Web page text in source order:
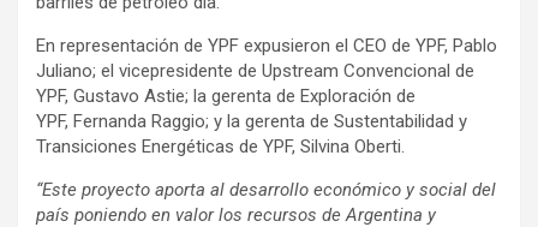
En representación de YPF expusieron el CEO de YPF, Pablo
Juliano; el vicepresidente de Upstream Convencional de
YPF, Gustavo Astie; la gerenta de Exploración de
YPF, Fernanda Raggio; y la gerenta de Sustentabilidad y
Transiciones Energéticas de YPF, Silvina Oberti.
“Este proyecto aporta al desarrollo económico y social del
país poniendo en valor los recursos de Argentina y